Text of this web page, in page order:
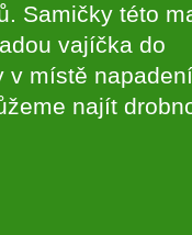
Samičky této
vajíčka do
v místě
najít